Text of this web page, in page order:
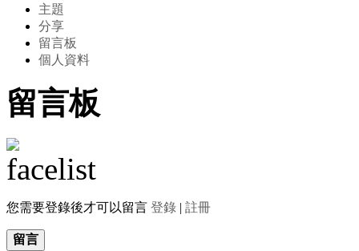
主題
分享
留言板
個人資料
留言板
您需要登錄後才可以留言 登錄 | 註冊
留言